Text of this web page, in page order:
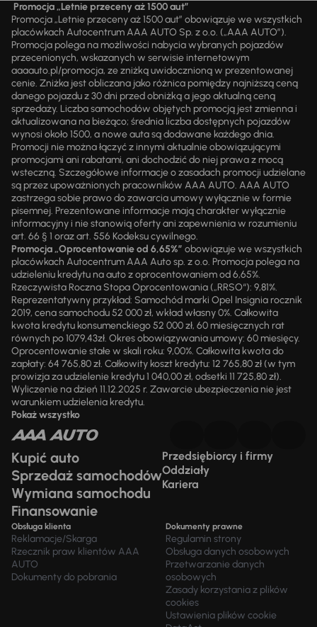
Promocja „Letnie przeceny aż 1500 aut”
Promocja „Letnie przeceny aż 1500 aut” obowiązuje we wszystkich
placówkach Autocentrum AAA AUTO Sp. z o.o. („AAA AUTO”).
Promocja polega na możliwości nabycia wybranych pojazdów
przecenionych, wskazanych w serwisie internetowym
aaaauto.pl/promocja, ze zniżką uwidocznioną w prezentowanej
cenie. Zniżka jest obliczana jako różnica pomiędzy najniższą ceną
danego pojazdu z 30 dni przed obniżką a jego aktualną ceną
sprzedaży. Liczba samochodów objętych promocją jest zmienna i
aktualizowana na bieżąco; średnia liczba dostępnych pojazdów
wynosi około 1500, a nowe auta są dodawane każdego dnia.
Promocji nie można łączyć z innymi aktualnie obowiązującymi
promocjami ani rabatami, ani dochodzić do niej prawa z mocą
wsteczną. Szczegółowe informacje o zasadach promocji udzielane
są przez upoważnionych pracowników AAA AUTO. AAA AUTO
zastrzega sobie prawo do zawarcia umowy wyłącznie w formie
pisemnej. Prezentowane informacje mają charakter wyłącznie
informacyjny i nie stanowią oferty ani zapewnienia w rozumieniu
art. 66 § 1 oraz art. 556 Kodeksu cywilnego.
Promocja „Oprocentowanie od 6,65%” obowiązuje we wszystkich
placówkach Autocentrum AAA Auto sp. z o.o. Promocja polega na
udzieleniu kredytu na auto z oprocentowaniem od 6,65%.
Rzeczywista Roczna Stopa Oprocentowania („RRSO“): 9,81%.
Reprezentatywny przykład: Samochód marki Opel Insignia rocznik
2019, cena samochodu 52 000 zł, wkład własny 0%. Całkowita
kwota kredytu konsumenckiego 52 000 zł, 60 miesięcznych rat
równych po 1079,43zł. Okres obowiązywania umowy: 60 miesięcy.
Oprocentowanie stałe w skali roku: 9,00%. Całkowita kwota do
zapłaty: 64 765,80 zł. Całkowity koszt kredytu: 12 765,80 zł (w tym
prowizja za udzielenie kredytu 1 040,00 zł, odsetki 11 725,80 zł).
Wyliczenie na dzień 11.12.2025 r. Zawarcie ubezpieczenia nie jest
warunkiem udzielenia kredytu.
Pokaż wszystko
Kupić auto
Sprzedaż samochodów
Wymiana samochodu
Finansowanie
Przedsiębiorcy i firmy
Oddziały
Kariera
Obsługa klienta
Reklamacje/Skarga
Rzecznik praw klientów AAA
AUTO
Dokumenty do pobrania
Dokumenty prawne
Regulamin strony
Obsługa danych osobowych
Przetwarzanie danych
osobowych
Zasady korzystania z plików
cookies
Ustawienia plików cookie